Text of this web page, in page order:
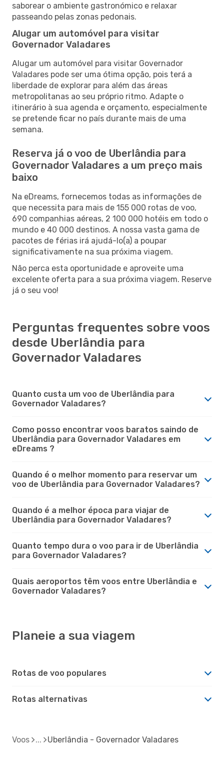
saborear o ambiente gastronómico e relaxar
passeando pelas zonas pedonais.
Alugar um automóvel para visitar
Governador Valadares
Alugar um automóvel para visitar Governador
Valadares pode ser uma ótima opção, pois terá a
liberdade de explorar para além das áreas
metropolitanas ao seu próprio ritmo. Adapte o
itinerário à sua agenda e orçamento, especialmente
se pretende ficar no país durante mais de uma
semana.
Reserva já o voo de Uberlândia para
Governador Valadares a um preço mais
baixo
Na eDreams, fornecemos todas as informações de
que necessita para mais de 155 000 rotas de voo,
690 companhias aéreas, 2 100 000 hotéis em todo o
mundo e 40 000 destinos. A nossa vasta gama de
pacotes de férias irá ajudá-lo(a) a poupar
significativamente na sua próxima viagem.
Não perca esta oportunidade e aproveite uma
excelente oferta para a sua próxima viagem. Reserve
já o seu voo!
Perguntas frequentes sobre voos
desde Uberlândia para
Governador Valadares
Quanto custa um voo de Uberlândia para
Governador Valadares?
Como posso encontrar voos baratos saindo de
Uberlândia para Governador Valadares em
eDreams ?
Quando é o melhor momento para reservar um
voo de Uberlândia para Governador Valadares?
Quando é a melhor época para viajar de
Uberlândia para Governador Valadares?
Quanto tempo dura o voo para ir de Uberlândia
para Governador Valadares?
Quais aeroportos têm voos entre Uberlândia e
Governador Valadares?
Planeie a sua viagem
Rotas de voo populares
Rotas alternativas
Voos Uberlândia - Governador Valadares